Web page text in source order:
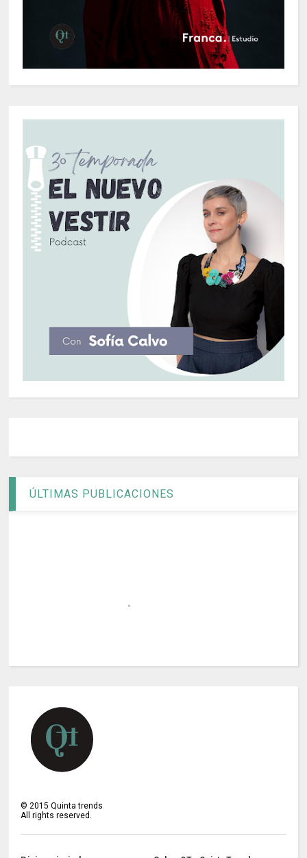
ÚLTIMAS PUBLICACIONES
©2015 Quinta trends
All rights reserved.